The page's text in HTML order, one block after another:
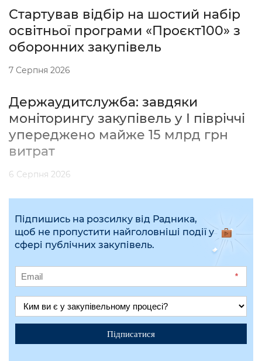
Стартував відбір на шостий набір
освітньої програми «Проєкт100» з
оборонних закупівель
7 Серпня 2026
Держаудитслужба: завдяки
моніторингу закупівель у І півріччі
упереджено майже 15 млрд грн
витрат
6 Серпня 2026
Підпишись на розсилку від Радника,
щоб не пропустити найголовніші події у
сфері публічних закупівель.
*
Підписатися